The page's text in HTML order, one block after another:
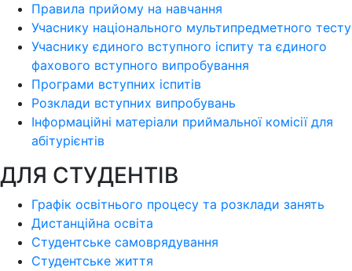
Правила прийому на навчання
Учаснику національного мультипредметного тесту
Учаснику єдиного вступного іспиту та єдиного
фахового вступного випробування
Програми вступних іспитів
Розклади вступних випробувань
Інформаційні матеріали приймальної комісії для
абітурієнтів
ДЛЯ СТУДЕНТІВ
Графік освітнього процесу та розклади занять
Дистанційна освіта
Студентське самоврядування
Студентське життя